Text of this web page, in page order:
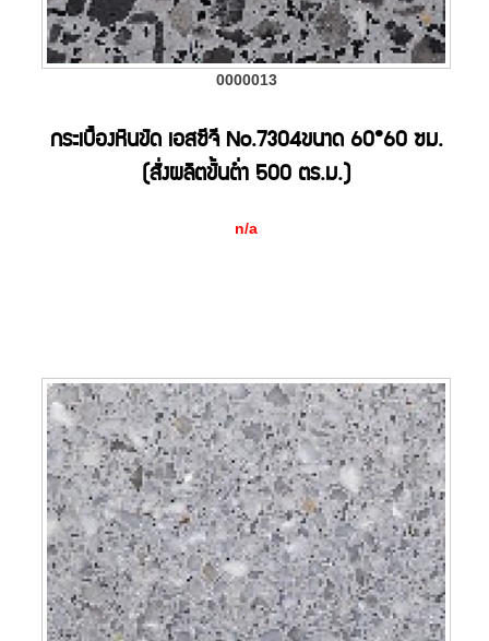
0000013
กระเบื้องหินขัด เอสซีจี No.7304ขนาด 60*60 ซม.
(สั่งผลิตขั้นต่ำ 500 ตร.ม.)
n/a